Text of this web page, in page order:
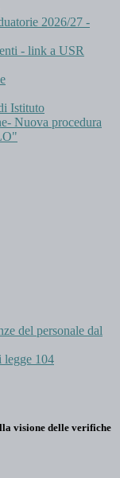
2026/27 -
- link a USR
Istituto
Nuova procedura
del personale dal
legge 104
visione delle verifiche